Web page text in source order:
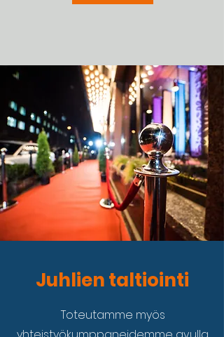
Juhlien taltiointi
Toteutamme myös